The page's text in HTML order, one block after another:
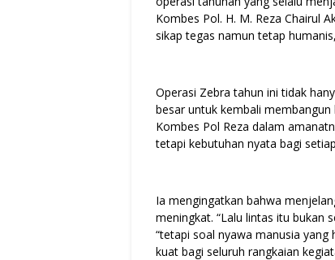
Kombes Pol. H. M. Reza Chairul
sikap tegas namun tetap
Operasi Zebra tahun ini tidak
besar untuk kembali
Kombes Pol Reza dalam
tetapi kebutuhan nyata bagi
Ia mengingatkan bahwa
meningkat. “Lalu lintas itu bukan
“tetapi soal nyawa manusia yang
kuat bagi seluruh rangkaian